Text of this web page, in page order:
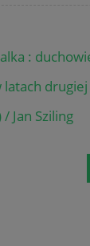
:
latach
Jan Sziling